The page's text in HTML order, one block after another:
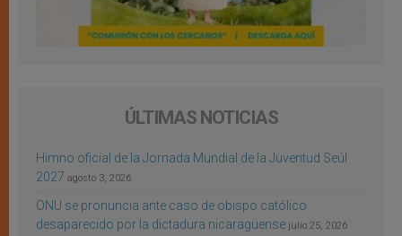
ÚLTIMAS NOTICIAS
Himno oficial de la Jornada Mundial de la Juventud Seúl
2027 agosto 3, 2026
ONU se pronuncia ante caso de obispo católico
desaparecido por la dictadura nicaragüense julio 25, 2026